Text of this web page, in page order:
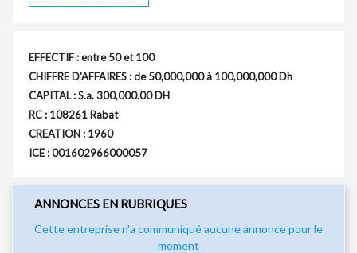
EFFECTIF : entre 50 et 100
CHIFFRE D'AFFAIRES : de 50,000,000 à 100,000,000 Dh
CAPITAL : S.a. 300,000.00 DH
RC : 108261 Rabat
CREATION : 1960
ICE : 001602966000057
ANNONCES EN RUBRIQUES
Cette entreprise n'a communiqué aucune annonce pour le
moment